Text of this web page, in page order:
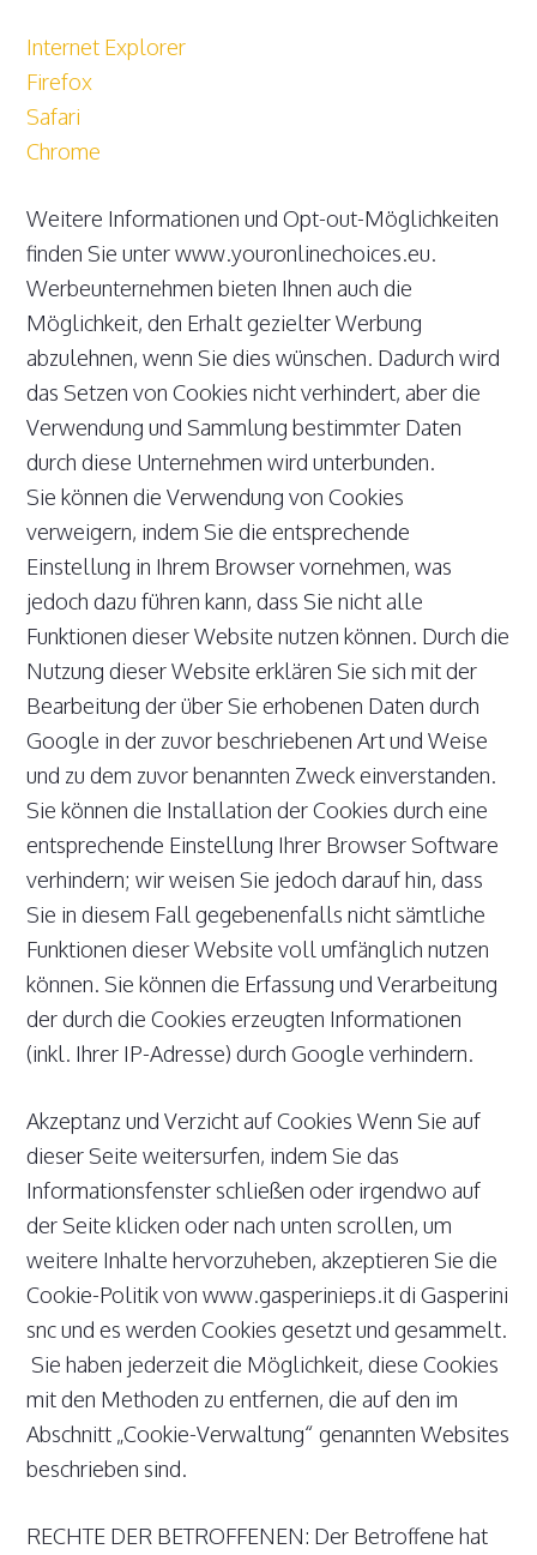
Internet Explorer
Firefox
Safari
Chrome
Weitere Informationen und Opt-out-Möglichkeiten
finden Sie unter www.youronlinechoices.eu.
Werbeunternehmen bieten Ihnen auch die
Möglichkeit, den Erhalt gezielter Werbung
abzulehnen, wenn Sie dies wünschen. Dadurch wird
das Setzen von Cookies nicht verhindert, aber die
Verwendung und Sammlung bestimmter Daten
durch diese Unternehmen wird unterbunden.
Sie können die Verwendung von Cookies
verweigern, indem Sie die entsprechende
Einstellung in Ihrem Browser vornehmen, was
jedoch dazu führen kann, dass Sie nicht alle
Funktionen dieser Website nutzen können. Durch die
Nutzung dieser Website erklären Sie sich mit der
Bearbeitung der über Sie erhobenen Daten durch
Google in der zuvor beschriebenen Art und Weise
und zu dem zuvor benannten Zweck einverstanden.
Sie können die Installation der Cookies durch eine
entsprechende Einstellung Ihrer Browser Software
verhindern; wir weisen Sie jedoch darauf hin, dass
Sie in diesem Fall gegebenenfalls nicht sämtliche
Funktionen dieser Website voll umfänglich nutzen
können. Sie können die Erfassung und Verarbeitung
der durch die Cookies erzeugten Informationen
(inkl. Ihrer IP-Adresse) durch Google verhindern.
Akzeptanz und Verzicht auf Cookies Wenn Sie auf
dieser Seite weitersurfen, indem Sie das
Informationsfenster schließen oder irgendwo auf
der Seite klicken oder nach unten scrollen, um
weitere Inhalte hervorzuheben, akzeptieren Sie die
Cookie-Politik von www.gasperinieps.it di Gasperini
snc und es werden Cookies gesetzt und gesammelt.
Sie haben jederzeit die Möglichkeit, diese Cookies
mit den Methoden zu entfernen, die auf den im
Abschnitt „Cookie-Verwaltung“ genannten Websites
beschrieben sind.
RECHTE DER BETROFFENEN: Der Betroffene hat